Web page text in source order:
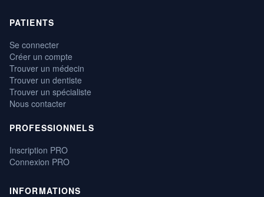
PATIENTS
Se connecter
Créer un compte
Trouver un médecin
Trouver un dentiste
Trouver un spécialiste
Nous contacter
PROFESSIONNELS
Inscription PRO
Connexion PRO
INFORMATIONS